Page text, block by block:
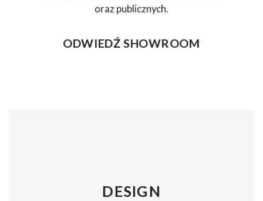
oraz publicznych.
ODWIEDŹ SHOWROOM
DESIGN